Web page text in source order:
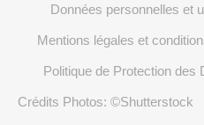
Données personnelles et
Mentions légales et
Politique de Protection des
Crédits Photos: ©Shutterstock